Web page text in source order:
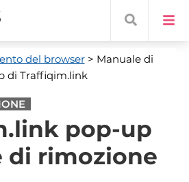
del browser> Manuale di
di Traffiqim.link
pop-up
di rimozione